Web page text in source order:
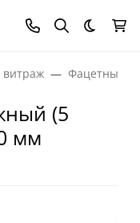
Темная
Фацетные
(5
мм